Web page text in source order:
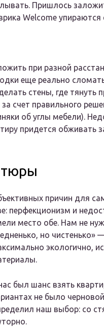
Пришлось
Welcome упираются
при разной
еще реально
стены, где тянуть
счет правильного
об углы мебели).
придется обживать
причин для
перфекционизм и
место обе. Нам не
но чистенько»
экологично,
был шанс взять
не было
наш выбор: со